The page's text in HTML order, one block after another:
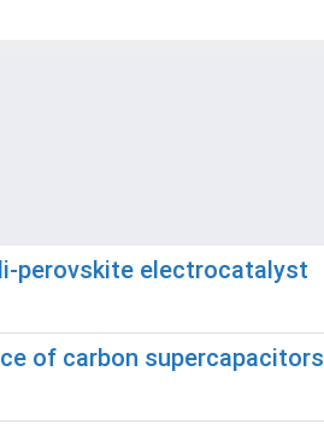
perovskite electrocatalyst
of carbon supercapacitors